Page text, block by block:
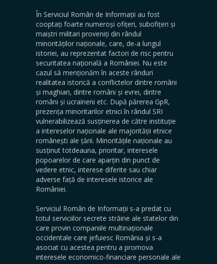
În Serviciul Român de Informații au fost
cooptați foarte numeroși ofițeri, subofițeri și
maiștri militari proveniți din rândul
minorităților naționale, care, de-a lungul
istoriei, au reprezentat factori de risc pentru
securitatea națională a României. Nu este
cazul să menționăm în aceste rânduri
realitatea istorică a conflictelor dintre români
și maghiari, dintre români și evrei, dintre
români și ucraineni etc. După părerea GpR,
prezența minoritarilor etnici în rândul SRI
vulnerabilizează susținerea de către instituție
a intereselor naționale ale majorității etnice
românești ale țării. Minoritățile naționale au
susținut totdeauna, prioritar, interesele
popoarelor de care aparțin din punct de
vedere etnic, interese diferite sau chiar
adverse față de interesele istorice ale
României.
Serviciul Român de Informații s-a predat cu
totul serviciilor secrete străine ale statelor din
care provin companiile multinaționale
occidentale care jefuiesc România și s-a
asociat cu acestea pentru a promova
interesele economico-financiare personale ale